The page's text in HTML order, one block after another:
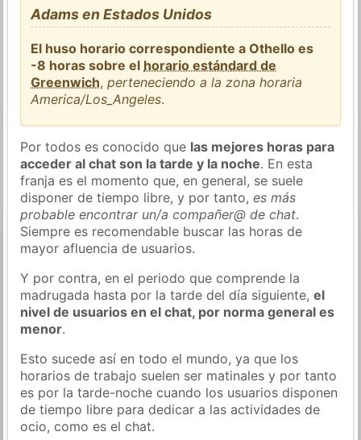
Adams en Estados Unidos
El huso horario correspondiente a Othello es
-8 horas sobre el horario estándard de
Greenwich,perteneciendo a la zona horaria
America/Los_Angeles.
Por todos es conocido que las mejores horas para
acceder al chat son la tarde y la noche. En esta
franja es el momento que, en general, se suele
disponer de tiempo libre, y por tanto,es más
probable encontrar un/a compañer@ de chat.
Siempre es recomendable buscar las horas de
mayor afluencia de usuarios.
Y por contra, en el periodo que comprende la
madrugada hasta por la tarde del día siguiente,el
nivel de usuarios en el chat, por norma general es
menor.
Esto sucede así en todo el mundo, ya que los
horarios de trabajo suelen ser matinales y por tanto
es por la tarde-noche cuando los usuarios disponen
de tiempo libre para dedicar a las actividades de
ocio, como es el chat.